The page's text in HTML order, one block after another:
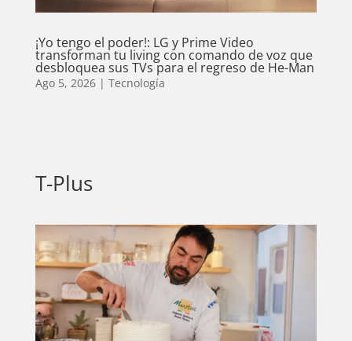
¡Yo tengo el poder!: LG y Prime Video
transforman tu living con comando de voz que
desbloquea sus TVs para el regreso de He-Man
Ago 5, 2026| Tecnología
T-Plus